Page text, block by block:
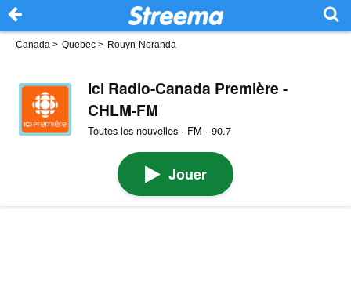
Canada > Quebec > Rouyn-Noranda
Ici Radio-Canada Première -
CHLM-FM
Toutes les nouvelles · FM · 90.7
Jouer